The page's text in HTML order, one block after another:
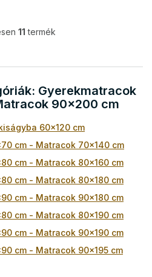
L
t
a
i
r
n
y
í
t
s
e
e
m
i
11 termék
Gyerekmatracok
90x200 cm
60x120 cm
cm - Matracok 70x140 cm
cm - Matracok 80x160 cm
cm - Matracok 80x180 cm
cm - Matracok 90x180 cm
cm - Matracok 80x190 cm
cm - Matracok 90x190 cm
cm - Matracok 90x195 cm